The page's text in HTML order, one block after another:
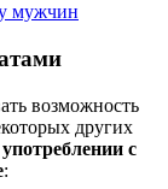
мужчин
возможность
других
употреблении с
: